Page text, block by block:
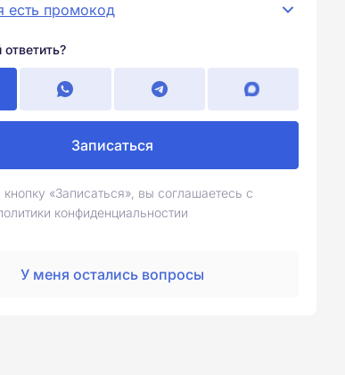
есть промокод
Записаться
«Записаться», вы соглашаетесь с
конфиденциальностии
У меня остались вопросы